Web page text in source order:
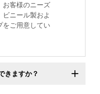
お客様のニーズ
ニール製およ
をご用意してい
きますか？